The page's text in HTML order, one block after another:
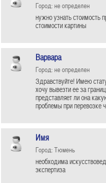
Город: не определен
нужно узнать стоимость
стоимости картины
Варвара
Город: не определен
Здравствуйте! Имею
хочу вывезти ее за
представляет ли она
проблемы при перевозке
Имя
Город: Тюмень
необходима
экспертиза